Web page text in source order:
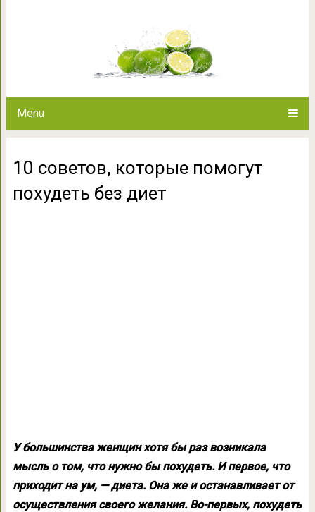
Menu
10 советов, которые помогут
похудеть без диет
У большинства женщин хотя бы раз возникала
мысль о том, что нужно бы похудеть. И первое, что
приходит на ум, — диета. Она же и останавливает от
осуществления своего желания. Во-первых, похудеть